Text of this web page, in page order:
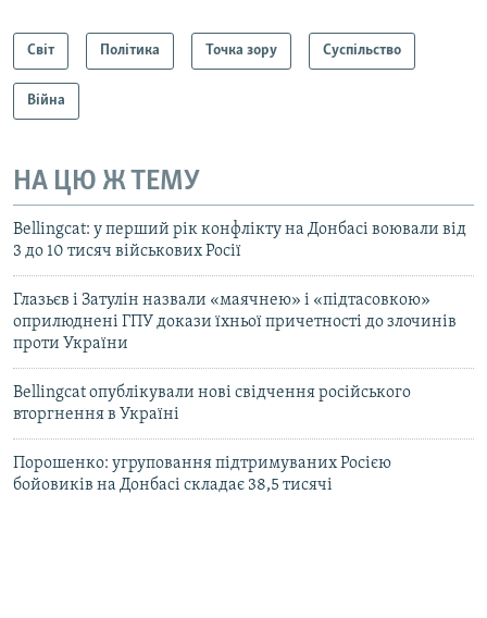
Світ Політика Точка зору Суспільство
Війна
НА ЦЮ Ж ТЕМУ
Bellingcat: у перший рік конфлікту на Донбасі воювали від
3 до 10 тисяч військових Росії
Глазьєв і Затулін назвали «маячнею» і «підтасовкою»
оприлюднені ГПУ докази їхньої причетності до злочинів
проти України
Bellingcat опублікували нові свідчення російського
вторгнення в Україні
Порошенко: угруповання підтримуваних Росією
бойовиків на Донбасі складає 38,5 тисячі